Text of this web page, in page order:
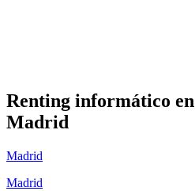
Renting informático en
Madrid
Madrid
Madrid